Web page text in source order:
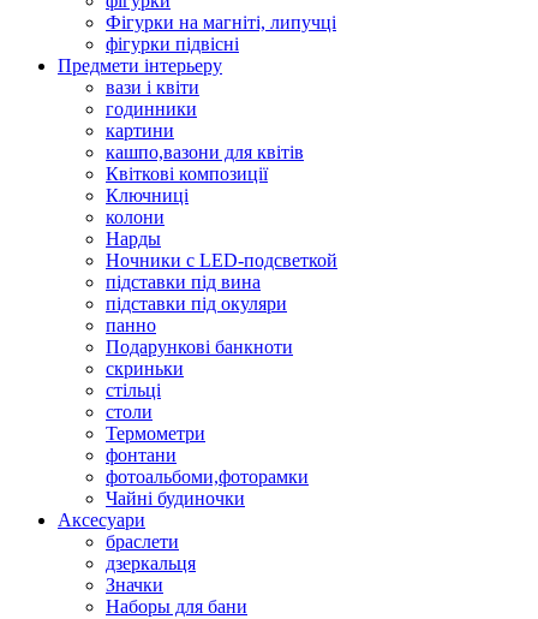
Фігурки на магніті, липучці
фігурки підвісні
Предмети інтерьеру
вази і квіти
годинники
картини
кашпо,вазони для квітів
Квіткові композиції
Ключниці
колони
Нарды
Ночники с LED-подсветкой
підставки під вина
підставки під окуляри
панно
Подарункові банкноти
скриньки
стільці
столи
Термометри
фонтани
фотоальбоми,фоторамки
Чайні будиночки
Аксесуари
браслети
дзеркальця
Значки
Наборы для бани